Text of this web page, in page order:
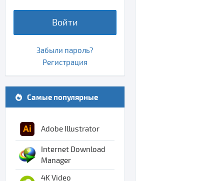
Войти
Забыли пароль?
Регистрация
Самые популярные
Adobe Illustrator
Internet Download
Manager
4K Video